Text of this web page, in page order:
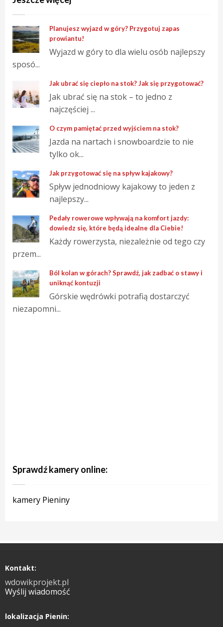
Planujesz wyjazd w góry? Przygotuj zapas
prowiantu!
Wyjazd w góry to dla wielu osób najlepszy
sposó...
Jak ubrać się ciepło na stok? Jak się przygotować?
Jak ubrać się na stok – to jedno z
najczęściej ...
O czym pamiętać przed wyjściem na stok?
Jazda na nartach i snowboardzie to nie
tylko ok...
Jak przygotować się na spływ kajakowy?
Spływ jednodniowy kajakowy to jeden z
najlepszy...
Pedały rowerowe wpływają na komfort jazdy:
dowiedz się, które będą idealne dla Ciebie!
Każdy rowerzysta, niezależnie od tego czy
przem...
Ból kolan w górach? Sprawdź, jak zadbać o stawy i
uniknąć kontuzji
Górskie wędrówki potrafią dostarczyć
niezapomni...
Sprawdź kamery online:
kamery Pieniny
Kontakt:
wdowikprojekt.pl
Wyślij wiadomość
lokalizacja Pienin: